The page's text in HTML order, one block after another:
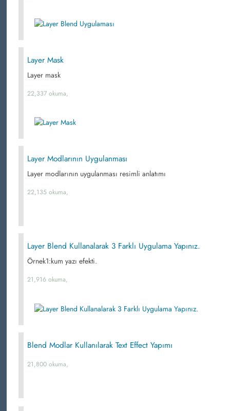
Layer Mask
Layer mask
22,337 okuma,
Layer Modlarının Uygulanması
Layer modlarının uygulanması resimli anlatımı
22,135 okuma,
Layer Blend Kullanalarak 3 Farklı Uygulama Yapınız.
Örnek1:kum yazı efekti.
21,916 okuma,
Blend Modlar Kullanılarak Text Effect Yapımı
21,800 okuma,